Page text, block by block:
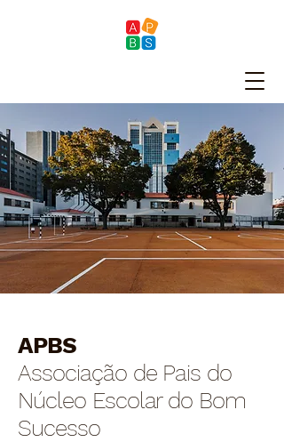
APBS
Associação de Pais do
Núcleo Escolar do Bom
Sucesso